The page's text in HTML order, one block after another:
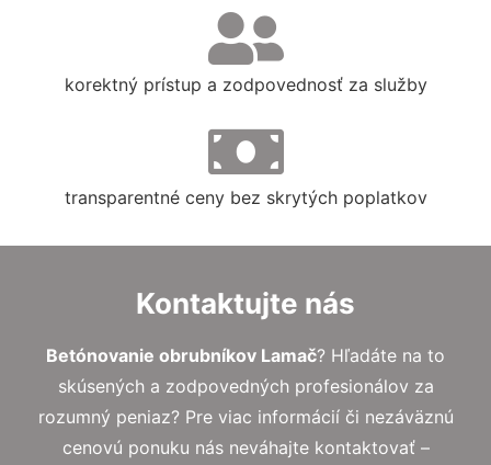
korektný prístup a zodpovednosť za služby
transparentné ceny bez skrytých poplatkov
Kontaktujte nás
Betónovanie obrubníkov Lamač? Hľadáte na to
skúsených a zodpovedných profesionálov za
rozumný peniaz? Pre viac informácií či nezáväznú
cenovú ponuku nás neváhajte kontaktovať –